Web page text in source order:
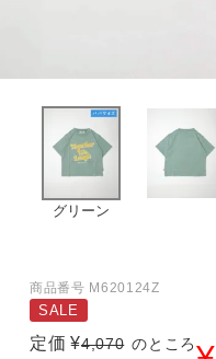
グリーン
商品番号 M620124Z
SALE
定価 ¥4,070 のところ